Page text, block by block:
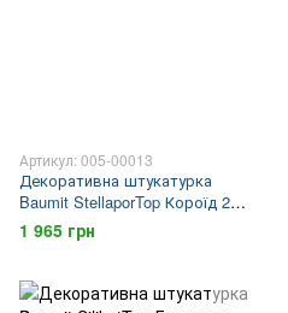
Артикул: 005-00013
Декоративна штукатурка
Baumit StellaporTop Короїд 2R
25 кг
1 965 грн